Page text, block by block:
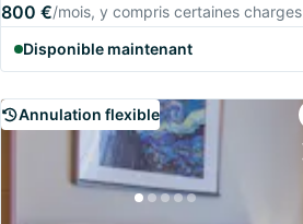
800 €/mois, y compris certaines charges
Disponible maintenant
Annulation flexible